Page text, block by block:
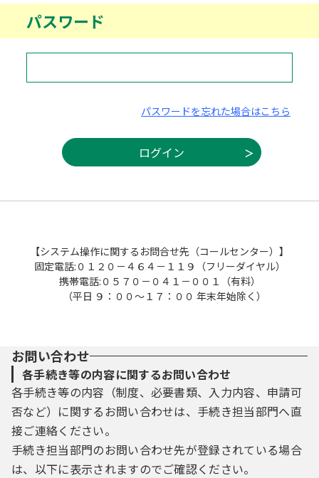
パスワード
パスワードを忘れた場合はこちら
【システム操作に関するお問合せ先（コールセンター）】
固定電話:０１２０－４６４－１１９（フリーダイヤル）
携帯電話:０５７０－０４１－００１（有料）
（平日 ９：００～１７：００ 年末年始除く）
お問い合わせ
各手続き等の内容に関するお問い合わせ
各手続き等の内容（制度、必要書類、入力内容、申請可
否など）に関するお問い合わせは、手続き担当部門へ直
接ご連絡ください。
手続き担当部門のお問い合わせ先が登録されている場合
は、以下に表示されますのでご確認ください。